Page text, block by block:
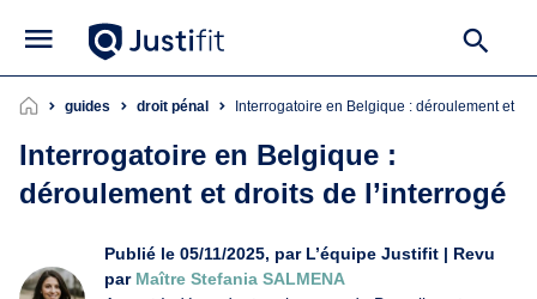
guides droit pénal Interrogatoire en Belgique : déroulement et
Interrogatoire en Belgique :
déroulement et droits de l’interrogé
Publié le 05/11/2025, par L’équipe Justifit | Revu
par Maître Stefania SALMENA